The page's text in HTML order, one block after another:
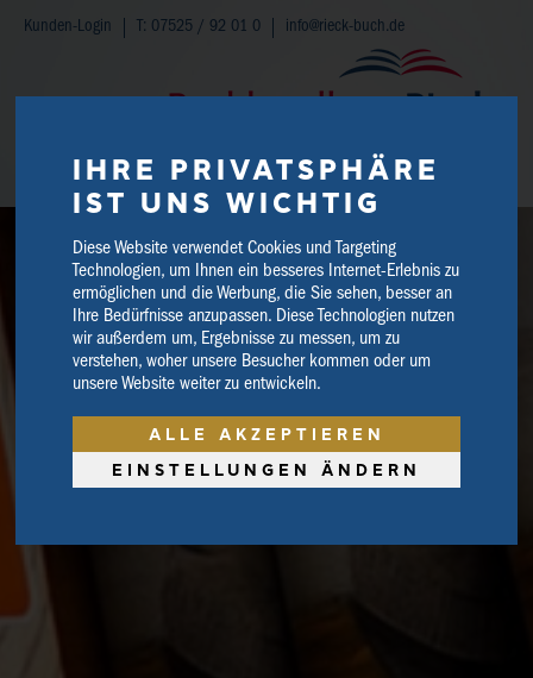
IHRE PRIVATSPHÄRE
IST UNS WICHTIG
Diese Website verwendet Cookies und Targeting
Technologien, um Ihnen ein besseres Internet-Erlebnis zu
ermöglichen und die Werbung, die Sie sehen, besser an
Ihre Bedürfnisse anzupassen. Diese Technologien nutzen
wir außerdem um, Ergebnisse zu messen, um zu
verstehen, woher unsere Besucher kommen oder um
unsere Website weiter zu entwickeln.
ALLE AKZEPTIEREN
EINSTELLUNGEN ÄNDERN
Kunden-Login T: 07525 / 92 01 0 info@rieck-buch.de
WARENKORB